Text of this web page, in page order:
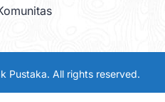
Pustaka. All rights reserved.